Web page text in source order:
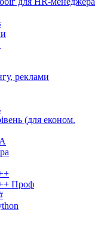
реклами
(для економ.
Проф